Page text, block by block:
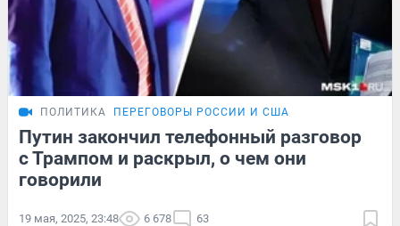
ПОЛИТИКА ПЕРЕГОВОРЫ РОССИИ И США
Путин закончил телефонный разговор
с Трампом и раскрыл, о чем они
говорили
19 мая, 2025, 23:48 6 678 63